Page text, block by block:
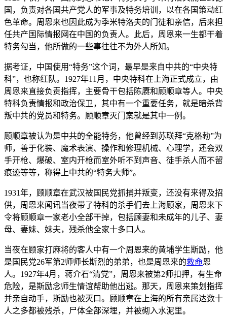
国，负责对各国共产党人的军事及特务培训，以在各国策动红
色革命。周恩来也因此成为季米特洛夫的门徒和亲信，后来担
任共产国际情报网在中国的负责人。此后，周恩来一生都干着
特务勾当，他所做的一些事往往不为外人所知。
据考证，中国使用“特务”这个词，最早是来自中共的“中央特
科”，也称红队。1927年11月，中央特科在上海正式成立，由
周恩来直接负责指挥，主要骨干包括陈赓和顾顺章等人。中央
特科负责情报和政治保卫，其中有一个重要任务，就是暗杀背
叛中共的党员和特务。顾顺章灭门案就是其中一例。
顾顺章被认为是中共的全能特务，他曾经到苏联拜“克格勃”为
师，善于化装、魔术表演、操作和修理机械、心理学，还会双
手开枪、爆破、室内开枪而室外听不到声音、徒手杀人而不留
痕迹等等，称得上中共的“特务大师”。
1931年，顾顺章在武汉被国民党抓捕并叛变，还没有来得及招
供，周恩来闻讯当夜带了特科的杀手们去上海顾家，周恩来下
令将顾顺章一家老小全部干掉，包括顾妻和未成年的儿子、妻
母、妻妹、妹夫，残杀他全家十多口人。
当夜在顾家打麻将的客人中有一个周恩来的黄埔学生斯励，他
是国民党26军第2师师长斯烈的弟弟，也是周恩来的救命恩
人。1927年4月，蒋介石“清党”，周恩来被第2师扣押，有生命
危险，是斯励念师生情谊帮助他出逃。那天，周恩来策划指挥
并亲自动手，斯励也被灭口。顾顺章在上海的所有亲属达数十
人之多都被残杀，尸体全部深埋，并被砌入水泥里。